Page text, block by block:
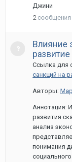
Джини
2 сообщения
Влияние
Ссылка для
санкций на
Авторы:
Аннотация:
развития
анализ
понимания